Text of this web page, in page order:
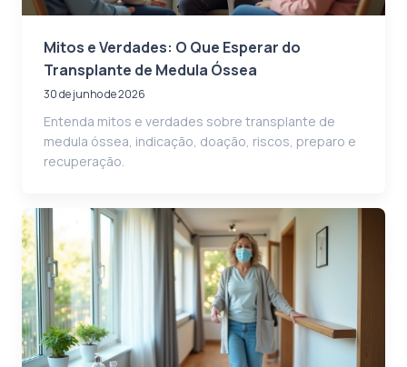
Mitos e Verdades: O Que Esperar do
Transplante de Medula Óssea
30 de junho de 2026
Entenda mitos e verdades sobre transplante de
medula óssea, indicação, doação, riscos, preparo e
recuperação.